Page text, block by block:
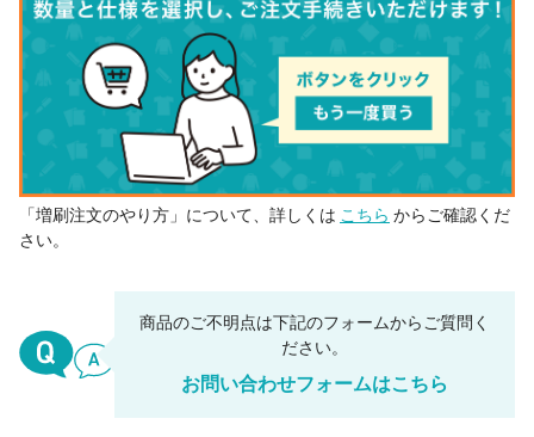
「増刷注文のやり方」について、詳しくは こちら からご確認くだ
さい。
商品のご不明点は下記のフォームからご質問く
ださい。
お問い合わせフォームはこちら